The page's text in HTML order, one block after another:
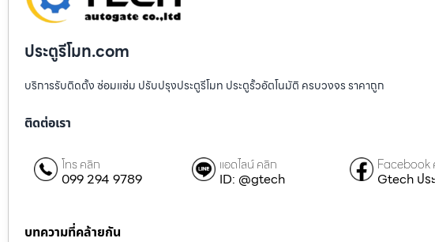
ประตูรีโมท.com
บริการรับติดตั้ง ซ่อมแซ่ม ปรับปรุงประตูรีโมท ประตูรั้วอัตโนมัติ ครบวงจร ราคาถูก
ติดต่อเรา
โทร คลิก
099 294 9789
แอดไลน์ คลิก
ID: @gtech
Facebook
Gtech ปร
บทความที่คล้ายกัน